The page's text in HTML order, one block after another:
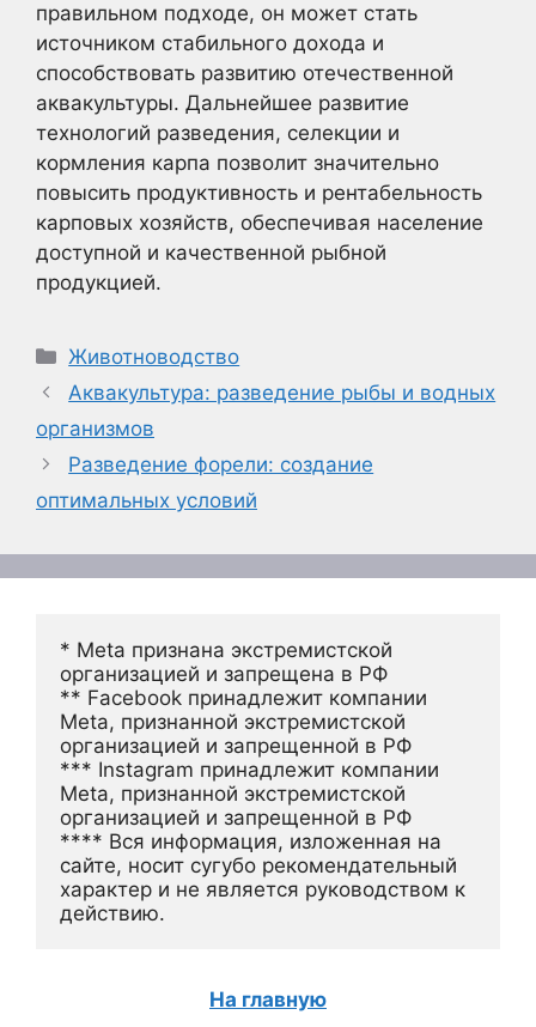
правильном подходе, он может стать
источником стабильного дохода и
способствовать развитию отечественной
аквакультуры. Дальнейшее развитие
технологий разведения, селекции и
кормления карпа позволит значительно
повысить продуктивность и рентабельность
карповых хозяйств, обеспечивая население
доступной и качественной рыбной
продукцией.
Рубрики
Животноводство
Аквакультура: разведение рыбы и водных
организмов
Разведение форели: создание
оптимальных условий
* Meta признана экстремистской
организацией и запрещена в РФ
** Facebook принадлежит компании
Meta, признанной экстремистской
организацией и запрещенной в РФ
*** Instagram принадлежит компании
Meta, признанной экстремистской
организацией и запрещенной в РФ
**** Вся информация, изложенная на
сайте, носит сугубо рекомендательный
характер и не является руководством к
действию.
На главную